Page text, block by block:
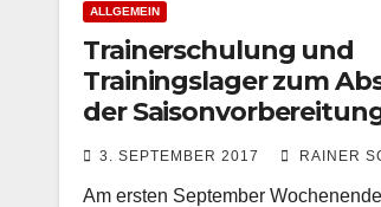
ALLGEMEIN
Trainerschulung und
Trainingslager zum
der
3. SEPTEMBER 2017 RAINER
Am ersten September